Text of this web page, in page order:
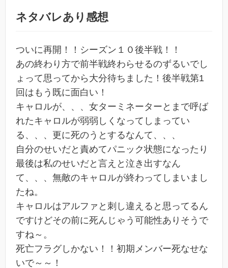
ネタバレあり感想
ついに再開！！シーズン１０後半戦！！
あの終わり方で前半戦終わらせるのずるいでし
ょって思ってから大分待ちました！後半戦第1
回はもう既に面白い！
キャロルが、、、女ターミネーターとまで呼ば
れたキャロルが弱弱しくなってしまってい
る、、、更に死のうとするなんて、、、
自分のせいだと責めてパニック状態になったり
最後は私のせいだと言えと泣き出すなん
て、、、無敵のキャロルが終わってしまいまし
たね。
キャロルはアルファと刺し違えると思ってるん
ですけどその前に死んじゃう可能性ありそうで
すね～。
死亡フラグしかない！！初期メンバー死なせな
いで～～！